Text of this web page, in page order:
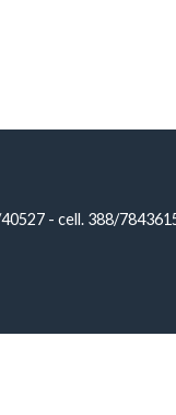
- cell. 388/